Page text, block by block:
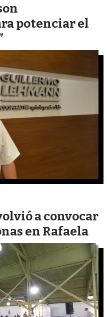
potenciar el
a convocar
en Rafaela